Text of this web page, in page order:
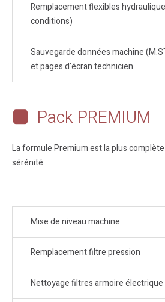
Remplacement flexibles
conditions)
Sauvegarde données machine
et pages d’écran technicien
Pack PREMIUM
La formule Premium est la plus
sérénité.
Mise de niveau machine
Remplacement filtre pression
Nettoyage filtres armoire électrique